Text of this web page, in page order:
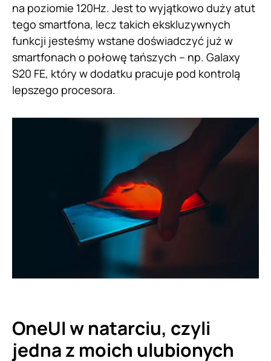
na poziomie 120Hz. Jest to wyjątkowo duży atut
tego smartfona, lecz takich ekskluzywnych
funkcji jesteśmy wstane doświadczyć już w
smartfonach o połowę tańszych – np. Galaxy
S20 FE, który w dodatku pracuje pod kontrolą
lepszego procesora.
OneUI w natarciu, czyli
jedna z moich ulubionych